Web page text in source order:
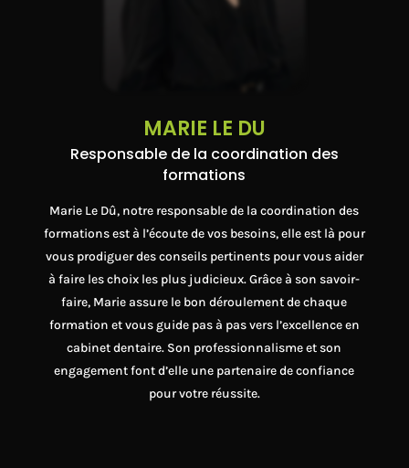
MARIE LE DU
Responsable de la coordination des
formations
Marie Le Dû, notre responsable de la coordination des
formations est à l’écoute de vos besoins, elle est là pour
vous prodiguer des conseils pertinents pour vous aider
à faire les choix les plus judicieux. Grâce à son savoir-
faire, Marie assure le bon déroulement de chaque
formation et vous guide pas à pas vers l’excellence en
cabinet dentaire. Son professionnalisme et son
engagement font d’elle une partenaire de confiance
pour votre réussite.